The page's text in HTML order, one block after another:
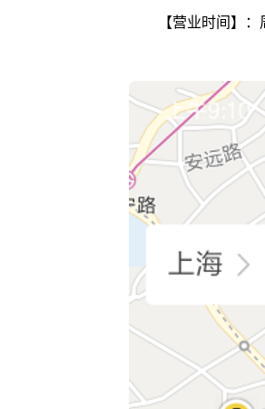
【营业时间】